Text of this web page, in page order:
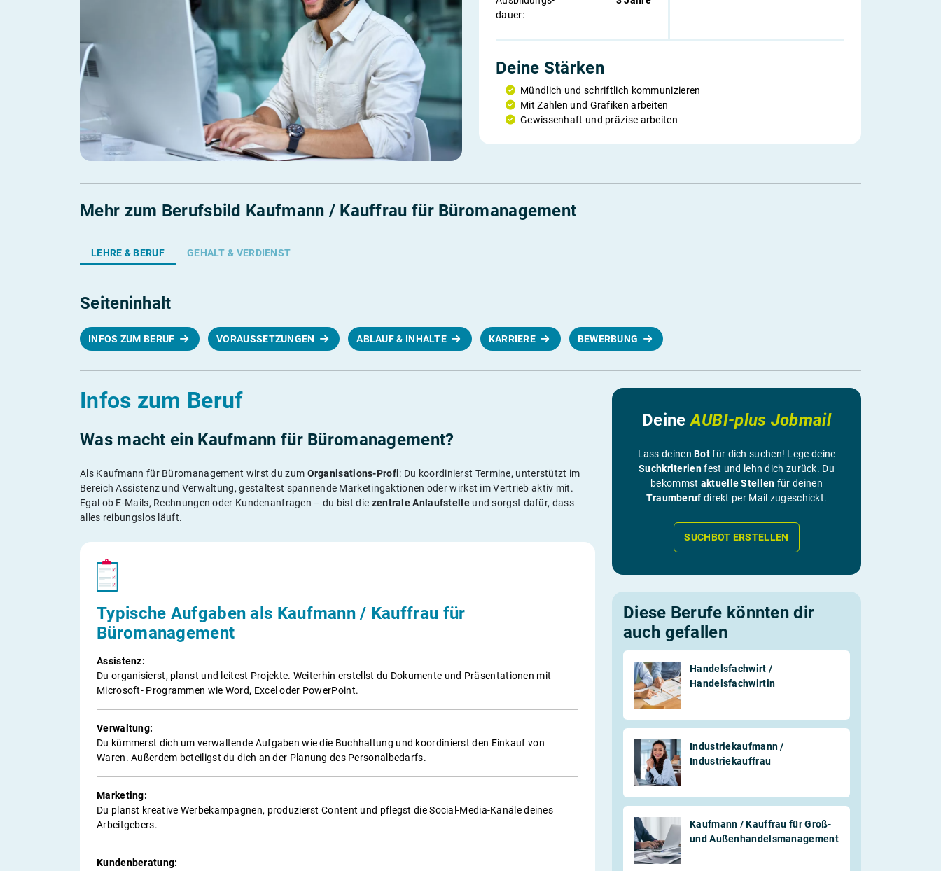
Berufs-Check starten
dauer:
Deine Stärken
Mündlich und schriftlich kommunizieren
Mit Zahlen und Grafiken arbeiten
Gewissenhaft und präzise arbeiten
Mehr zum Berufsbild Kaufmann / Kauffrau für Büromanagement
LEHRE & BERUF GEHALT & VERDIENST
Seiteninhalt
INFOS ZUM BERUF VORAUSSETZUNGEN ABLAUF & INHALTE KARRIERE BEWERBUNG
Infos zum Beruf
Was macht ein Kaufmann für Büromanagement?
Als Kaufmann für Büromanagement wirst du zum Organisations-Profi: Du koordinierst Termine, unterstützt im
Bereich Assistenz und Verwaltung, gestaltest spannende Marketingaktionen oder wirkst im Vertrieb aktiv mit.
Egal ob E-Mails, Rechnungen oder Kundenanfragen – du bist die zentrale Anlaufstelleund sorgst dafür, dass
alles reibungslos läuft.
Typische Aufgaben als Kaufmann / Kauffrau für
Büromanagement
Assistenz:
Du organisierst, planst und leitest Projekte. Weiterhin erstellst du Dokumente und Präsentationen mit
Microsoft- Programmen wie Word, Excel oder PowerPoint.
Verwaltung:
Du kümmerst dich um verwaltende Aufgaben wie die Buchhaltung und koordinierst den Einkauf von
Waren. Außerdem beteiligst du dich an der Planung des Personalbedarfs.
Marketing:
Du planst kreative Werbekampagnen, produzierst Content und pflegst die Social-Media-Kanäle deines
Arbeitgebers.
Kundenberatung:
DeineAUBI-plus Jobmail
Lass deinenBotfür dich suchen! Lege deine
Suchkriterienfest und lehn dich zurück. Du
bekommst aktuelle Stellen für deinen
Traumberuf direkt per Mail zugeschickt.
SUCHBOT ERSTELLEN
Diese Berufe könnten dir
auch gefallen
Handelsfachwirt /
Handelsfachwirtin
Industriekaufmann /
Industriekauffrau
Kaufmann / Kauffrau für Groß-
und Außenhandelsmanagement